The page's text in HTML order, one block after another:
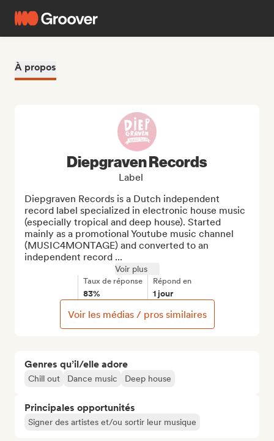
À propos
Genres qu’il/elle adore
Chill out Dance music Deep house
Principales opportunités
Signer des artistes et/ou sortir leur musique
Diepgraven Records
Label
Diepgraven Records is a Dutch independent
record label specialized in electronic house music
(especially tropical and deep house). Started
mainly as a promotional Youtube music channel
(MUSIC4MONTAGE) and converted to an
independent record ...
Voir plus
Taux de réponse
83%
Répond en
1 jour
Voir les médias / pros similaires